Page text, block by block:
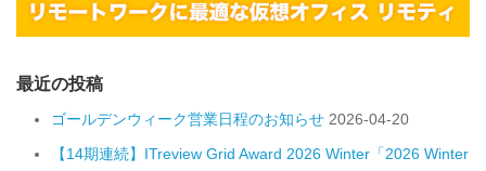
最近の投稿
ゴールデンウィーク営業日程のお知らせ 2026-04-20
【14期連続】ITreview Grid Award 2026 Winter「2026 Winter